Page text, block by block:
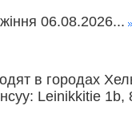
06.08.2026...
в городах
Leinikkitie